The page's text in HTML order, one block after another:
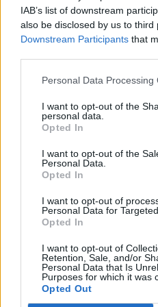
IAB’s list of downstream
also be disclosed by us to third
Downstream Participants that
Personal Data Processing
I want to opt-out of the
personal data.
Opted In
I want to opt-out of the
Personal Data.
Opted In
I want to opt-out of
Personal Data for
Opted In
I want to opt-out of
Retention, Sale, and/or
Personal Data that Is
Purposes for which it was
Opted Out
Roaccutane (480)
Acne
Euthyrox (436)
Schildklier - hypothyroidie
De reviews op deze
gegenereerd en vervolgens
goedkeuring, om zo te voldoen
geen medische kennis
reviews alleen een beeld van de
ervaringen kunnen verschillen
voor medisch advies altijd
apotheker.